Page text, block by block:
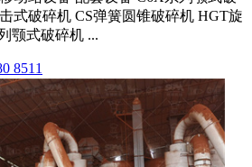
式破碎机 CS弹簧圆锥破碎机 HGT旋
颚式破碎机 ...
8511